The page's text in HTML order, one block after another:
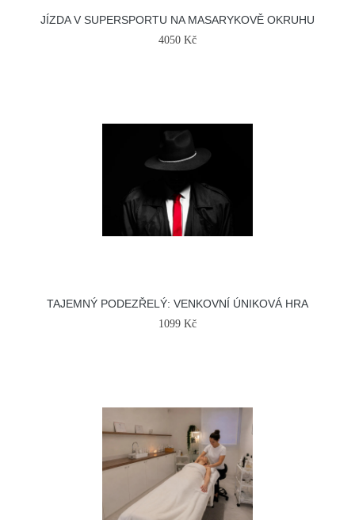
JÍZDA V SUPERSPORTU NA MASARYKOVĚ OKRUHU
4050 Kč
TAJEMNÝ PODEZŘELÝ: VENKOVNÍ ÚNIKOVÁ HRA
1099 Kč